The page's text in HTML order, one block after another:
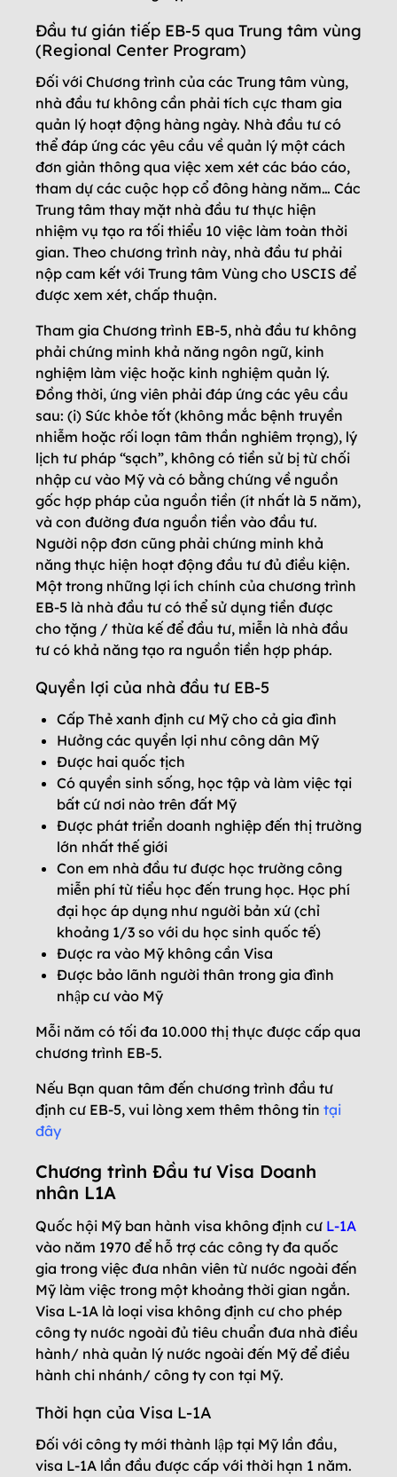
Đầu tư gián tiếp EB-5 qua Trung tâm vùng
(Regional Center Program)
Đối với Chương trình của các Trung tâm vùng,
nhà đầu tư không cần phải tích cực tham gia
quản lý hoạt động hàng ngày. Nhà đầu tư có
thể đáp ứng các yêu cầu về quản lý một cách
đơn giản thông qua việc xem xét các báo cáo,
tham dự các cuộc họp cổ đông hàng năm… Các
Trung tâm thay mặt nhà đầu tư thực hiện
nhiệm vụ tạo ra tối thiểu 10 việc làm toàn thời
gian. Theo chương trình này, nhà đầu tư phải
nộp cam kết với Trung tâm Vùng cho USCIS để
được xem xét, chấp thuận.
Tham gia Chương trình EB-5, nhà đầu tư không
phải chứng minh khả năng ngôn ngữ, kinh
nghiệm làm việc hoặc kinh nghiệm quản lý.
Đồng thời, ứng viên phải đáp ứng các yêu cầu
sau: (i) Sức khỏe tốt (không mắc bệnh truyền
nhiễm hoặc rối loạn tâm thần nghiêm trọng), lý
lịch tư pháp “sạch”, không có tiền sử bị từ chối
nhập cư vào Mỹ và có bằng chứng về nguồn
gốc hợp pháp của nguồn tiền (ít nhất là 5 năm),
và con đường đưa nguồn tiền vào đầu tư.
Người nộp đơn cũng phải chứng minh khả
năng thực hiện hoạt động đầu tư đủ điều kiện.
Một trong những lợi ích chính của chương trình
EB-5 là nhà đầu tư có thể sử dụng tiền được
cho tặng / thừa kế để đầu tư, miễn là nhà đầu
tư có khả năng tạo ra nguồn tiền hợp pháp.
Quyền lợi của nhà đầu tư EB-5
Cấp Thẻ xanh định cư Mỹ cho cả gia đình
Hưởng các quyền lợi như công dân Mỹ
Được hai quốc tịch
Có quyền sinh sống, học tập và làm việc tại
bất cứ nơi nào trên đất Mỹ
Được phát triển doanh nghiệp đến thị trường
lớn nhất thế giới
Con em nhà đầu tư được học trường công
miễn phí từ tiểu học đến trung học. Học phí
đại học áp dụng như người bản xứ (chỉ
khoảng 1/3 so với du học sinh quốc tế)
Được ra vào Mỹ không cần Visa
Được bảo lãnh người thân trong gia đình
nhập cư vào Mỹ
Mỗi năm có tối đa 10.000 thị thực được cấp qua
chương trình EB-5.
Nếu Bạn quan tâm đến chương trình đầu tư
định cư EB-5, vui lòng xem thêm thông tin tại
đây
Chương trình Đầu tư Visa Doanh
nhân L1A
Quốc hội Mỹ ban hành visa không định cư L-1A
vào năm 1970 để hỗ trợ các công ty đa quốc
gia trong việc đưa nhân viên từ nước ngoài đến
Mỹ làm việc trong một khoảng thời gian ngắn.
Visa L-1A là loại visa không định cư cho phép
công ty nước ngoài đủ tiêu chuẩn đưa nhà điều
hành/ nhà quản lý nước ngoài đến Mỹ để điều
hành chi nhánh/ công ty con tại Mỹ.
Thời hạn của Visa L-1A
Đối với công ty mới thành lập tại Mỹ lần đầu,
visa L-1A lần đầu được cấp với thời hạn 1 năm.